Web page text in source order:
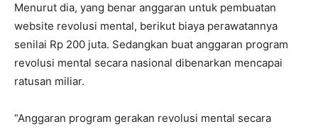
Menurut dia, yang benar anggaran untuk pembuatan
website revolusi mental, berikut biaya perawatannya
senilai Rp 200 juta. Sedangkan buat anggaran program
revolusi mental secara nasional dibenarkan mencapai
ratusan miliar.
“Anggaran program gerakan revolusi mental secara